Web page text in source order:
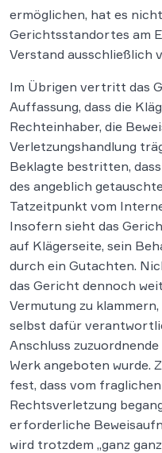
ermöglichen, hat es
Gerichtsstandortes am
Verstand ausschließlich
Im Übrigen vertritt das
Auffassung, dass die
Rechteinhaber, die
Verletzungshandlung
Beklagte bestritten,
des angeblich
Tatzeitpunkt vom
Insofern sieht das
auf Klägerseite, sein
durch ein Gutachten.
das Gericht dennoch
Vermutung zu
selbst dafür
Anschluss
Werk angeboten wurde.
fest, dass vom
Rechtsverletzung
erforderliche
wird trotzdem „ganz